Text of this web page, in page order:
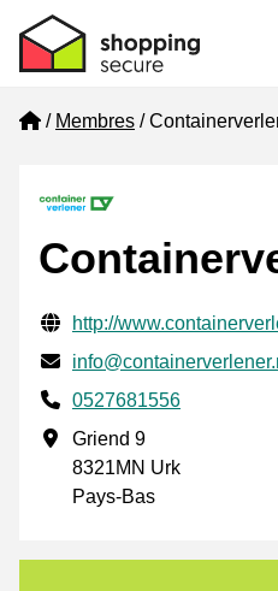
Home
Membres
Informations de contact
Website URL
http://
E-mail
Phone number
0527681556
Adresse professionnelle
Griend 9
8321MN Urk
Pays-Bas